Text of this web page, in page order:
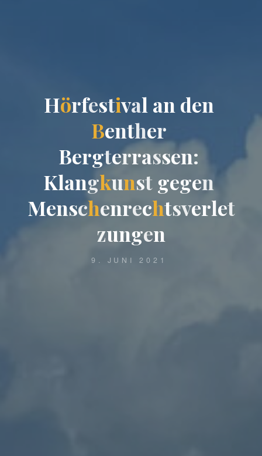
Hörfestival an den
Benther
Bergterrassen:
Klangkunstgegen
Menschenrechtsverlet
zungen
9. JUNI 2021